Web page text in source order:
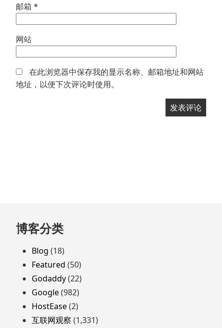
邮箱 *
网站
在此浏览器中保存我的显示名称、邮箱地址和网站
地址，以便下次评论时使用。
跳
至
页
脚
博客分类
Blog (18)
Featured (50)
Godaddy(22)
Google(982)
HostEase(2)
互联网观察 (1,331)